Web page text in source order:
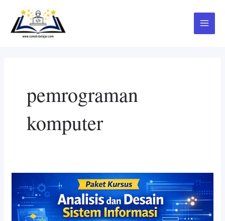
content
Main
Menu
pemrograman
komputer
Analisis
dan
Desain